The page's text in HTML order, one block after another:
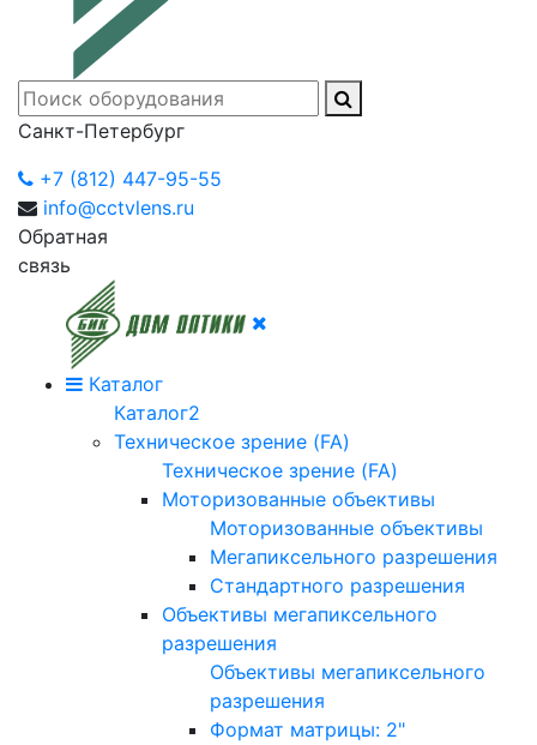
Санкт-Петербург
+7 (812) 447-95-55
info@cctvlens.ru
Обратная
связь
Каталог
Каталог2
Техническое зрение (FA)
Техническое зрение (FA)
Моторизованные объективы
Моторизованные объективы
Мегапиксельного разрешения
Стандартного разрешения
Объективы мегапиксельного
разрешения
Объективы мегапиксельного
разрешения
Формат матрицы: 2"